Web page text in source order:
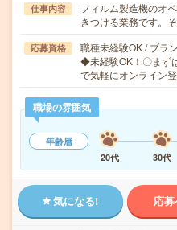
仕事内容
フィルム製造機のオ
きつける業務です。
応募資格
職種未経験OK / ブラ
◆未経験OK！〇まず
で気軽にオンライン
職場の雰囲気
年齢層
20代
30代
気になる! 応